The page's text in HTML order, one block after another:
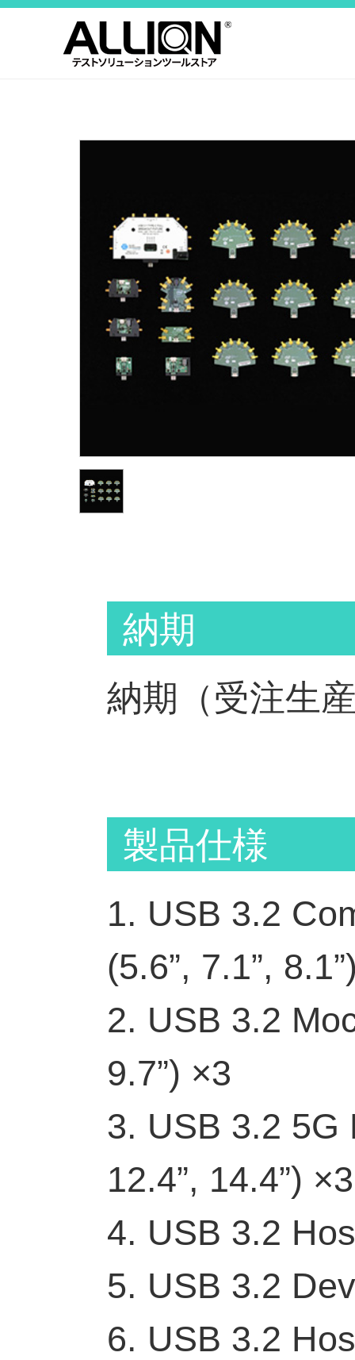
納期
納期（受注生
製品仕様
1. USB 3.2
(5.6”, 7.1”,
2. USB 3.2
9.7”) ×3
3. USB 3.2 5G
12.4”, 14.4”) ×3
4. USB 3.2
5. USB 3.2
6. USB 3.2